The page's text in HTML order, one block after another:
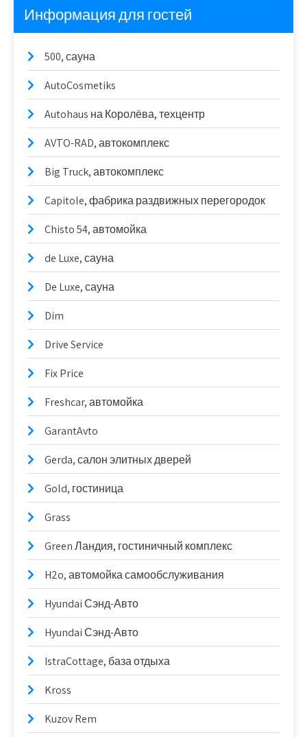
Информация для гостей
500, сауна
AutoCosmetiks
Autohaus на Королёва, техцентр
AVTO-RAD, автокомплекс
Big Truck, автокомплекс
Capitole, фабрика раздвижных перегородок
Chisto 54, автомойка
de Luxe, сауна
De Luxe, сауна
Dim
Drive Service
Fix Price
Freshcar, автомойка
GarantAvto
Gerda, салон элитных дверей
Gold, гостиница
Grass
Green Ландия, гостиничный комплекс
H2o, автомойка самообслуживания
Hyundai Сэнд-Авто
Hyundai Сэнд-Авто
IstraCottage, база отдыха
Kross
Kuzov Rem